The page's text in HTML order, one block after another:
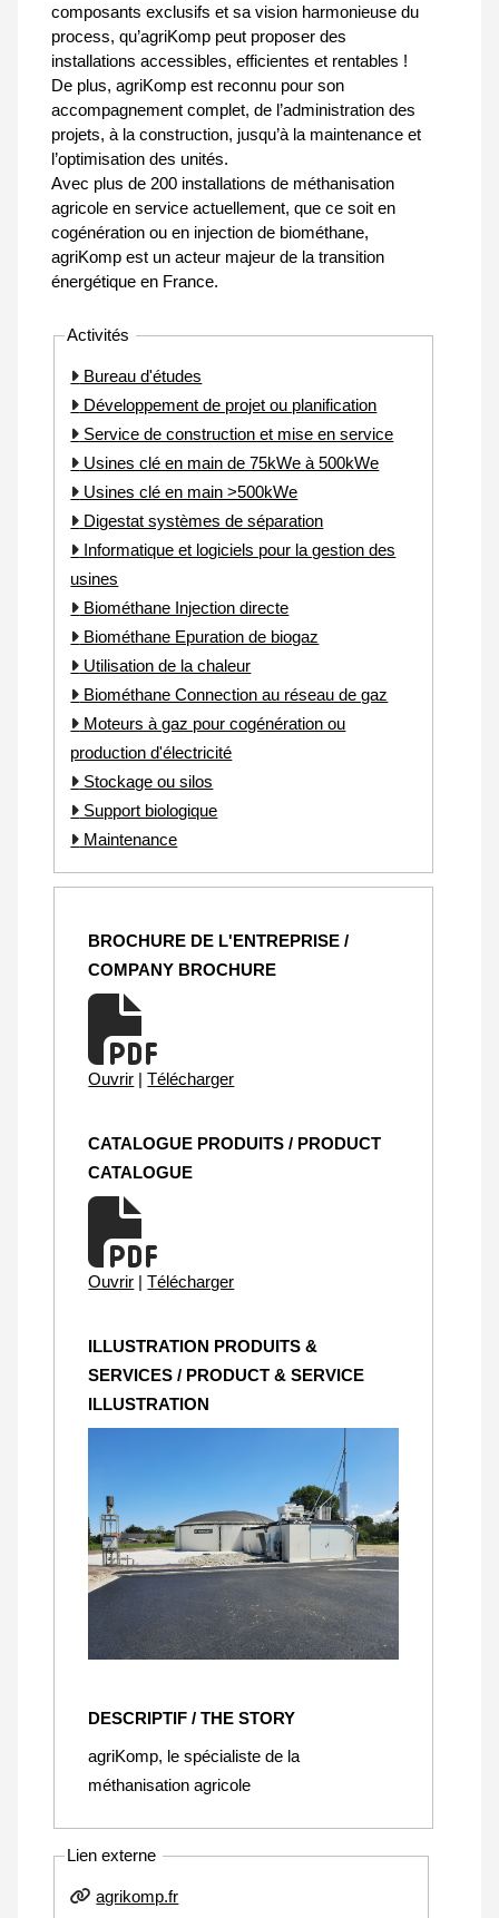
composants exclusifs et sa vision harmonieuse du
process, qu’agriKomp peut proposer des
installations accessibles, efficientes et rentables !
De plus, agriKomp est reconnu pour son
accompagnement complet, de l’administration des
projets, à la construction, jusqu’à la maintenance et
l’optimisation des unités.
Avec plus de 200 installations de méthanisation
agricole en service actuellement, que ce soit en
cogénération ou en injection de biométhane,
agriKomp est un acteur majeur de la transition
énergétique en France.
Activités
Bureau d'études
Développement de projet ou planification
Service de construction et mise en service
Usines clé en main de 75kWe à 500kWe
Usines clé en main >500kWe
Digestat systèmes de séparation
Informatique et logiciels pour la gestion des
usines
Biométhane Injection directe
Biométhane Epuration de biogaz
Utilisation de la chaleur
Biométhane Connection au réseau de gaz
Moteurs à gaz pour cogénération ou
production d'électricité
Stockage ou silos
Support biologique
Maintenance
BROCHURE DE L'ENTREPRISE /
COMPANY BROCHURE
Ouvrir | Télécharger
CATALOGUE PRODUITS / PRODUCT
CATALOGUE
Ouvrir | Télécharger
ILLUSTRATION PRODUITS &
SERVICES / PRODUCT & SERVICE
ILLUSTRATION
DESCRIPTIF / THE STORY
agriKomp, le spécialiste de la
méthanisation agricole
Lien externe
agrikomp.fr